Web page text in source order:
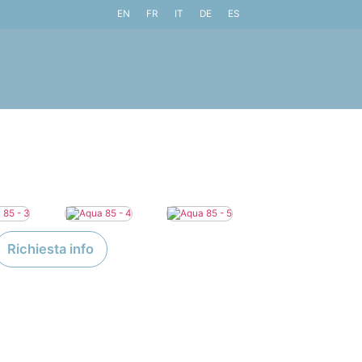
EN FR IT DE ES
Richiesta info